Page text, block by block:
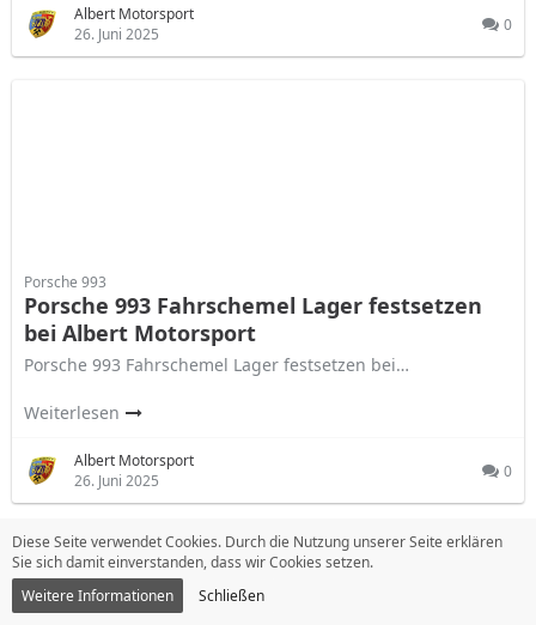
Albert Motorsport
26. Juni 2025
0
Porsche 993
Porsche 993 Fahrschemel Lager festsetzen
bei Albert Motorsport
Porsche 993 Fahrschemel Lager festsetzen bei…
Weiterlesen
Albert Motorsport
26. Juni 2025
0
Diese Seite verwendet Cookies. Durch die Nutzung unserer Seite erklären
Sie sich damit einverstanden, dass wir Cookies setzen.
Weitere Informationen
Schließen